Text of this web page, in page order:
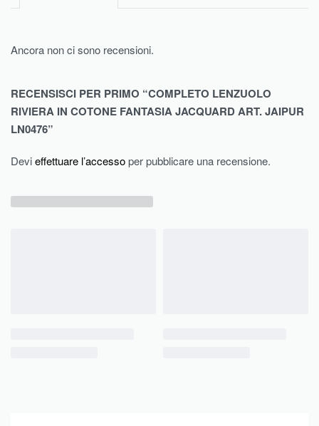
Ancora non ci sono recensioni.
RECENSISCI PER PRIMO “COMPLETO LENZUOLO
RIVIERA IN COTONE FANTASIA JACQUARD ART. JAIPUR
LN0476”
Devieffettuare l’accessoper pubblicare una recensione.